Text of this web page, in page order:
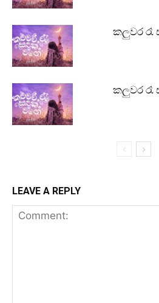
කලුවර රෑ
කලුවර රෑ
LEAVE A REPLY